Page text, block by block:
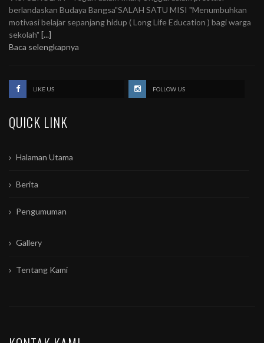
berlandaskan Budaya Bangsa"SALAH SATU MISI "Menumbuhkan
motivasi belajar sepanjang hidup ( Long Life Education ) bagi warga
sekolah" [...]
Baca selengkapnya
LIKE US FOLLOW US
QUICK LINK
Halaman Utama
Berita
Pengumuman
Gallery
Tentang Kami